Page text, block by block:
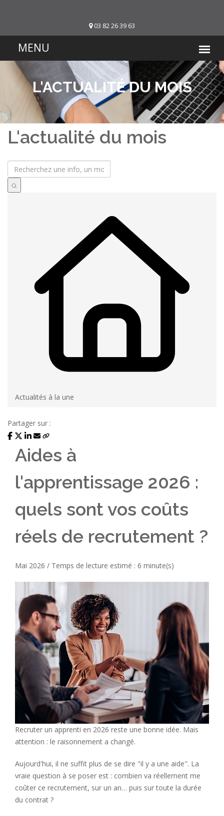
03 82 26 39 63
L'ACTUALITÉ DU MOIS
L'actualité du mois
Actualités à la une
Partager sur :
Aides à
l'apprentissage 2026 :
quels sont vos coûts
réels de recrutement ?
Mai 2026 / Temps de lecture estimé : 6 minute(s)
Recruter un apprenti en 2026 reste une bonne idée. Mais
attention : le raisonnement a changé.
Aujourd'hui, il ne suffit plus de se dire "il y a une aide". La
vraie question à se poser est : combien va réellement me
coûter ce recrutement, sur un an… puis sur toute la durée
du contrat ?